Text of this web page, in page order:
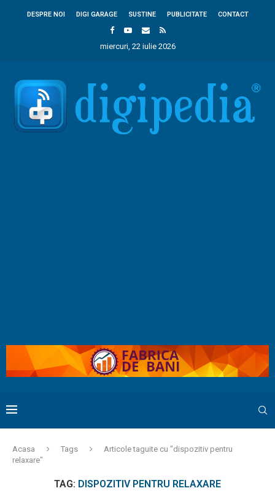
DESPRE NOI DIGI GARAGE SUSTINE PUBLICITATE CONTACT
miercuri, 22 iulie 2026
Acasa Tags
Articole taguite cu "dispozitiv pentru
relaxare"
TAG: DISPOZITIV PENTRU RELAXARE